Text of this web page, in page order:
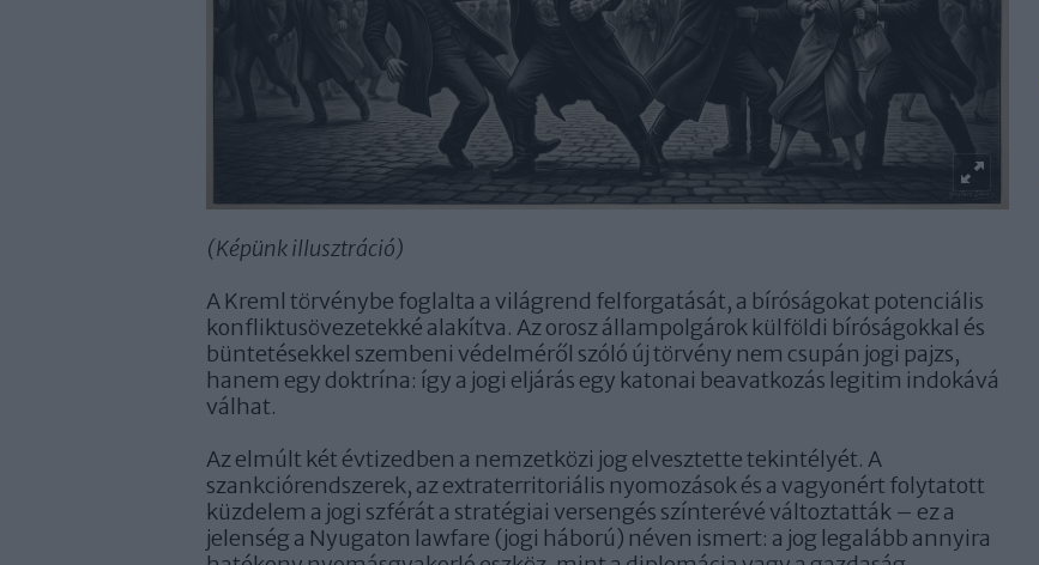
(Képünk illusztráció)
A Kreml törvénybe foglalta a világrend felforgatását, a bíróságokat potenciális
konfliktusövezetekké alakítva. Az orosz állampolgárok külföldi bíróságokkal és
büntetésekkel szembeni védelméről szóló új törvény nem csupán jogi pajzs,
hanem egy doktrína: így a jogi eljárás egy katonai beavatkozás legitim indokává
válhat.
Az elmúlt két évtizedben a nemzetközi jog elvesztette tekintélyét. A
szankciórendszerek, az extraterritoriális nyomozások és a vagyonért folytatott
küzdelem a jogi szférát a stratégiai versengés színterévé változtatták – ez a
jelenség a Nyugaton lawfare (jogi háború) néven ismert: a jog legalább annyira